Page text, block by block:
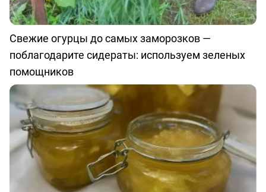
Свежие огурцы до самых заморозков —
поблагодарите сидераты: используем зеленых
помощников